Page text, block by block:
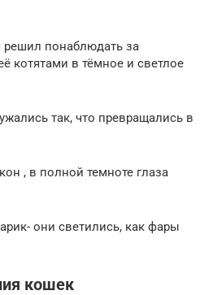
решил понаблюдать за
котятами в тёмное и светлое
так, что превращались в
, в полной темноте глаза
они светились, как фары
кошек